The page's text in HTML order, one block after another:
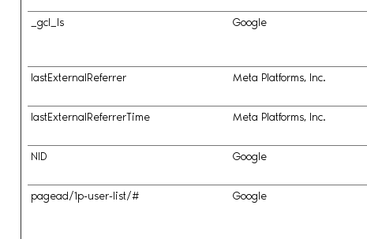
_gcl_ls Google
lastExternalReferrer Meta Platforms, Inc.
lastExternalReferrerTime
Meta Platforms, Inc.
NID
Google
pagead/1p-user-list/# Google